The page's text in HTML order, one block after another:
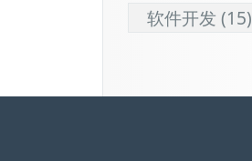
软件开发 (15)